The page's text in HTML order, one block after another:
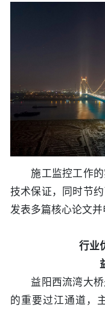
施工监控工作的
技术保证，同时节
发表多篇核心论文并
行业
益阳西流湾大桥
的重要过江通道，